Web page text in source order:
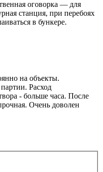
оговорка — для
станция, при перебоях
в бункере.
на объекты.
Расход
- больше часа. После
Очень доволен